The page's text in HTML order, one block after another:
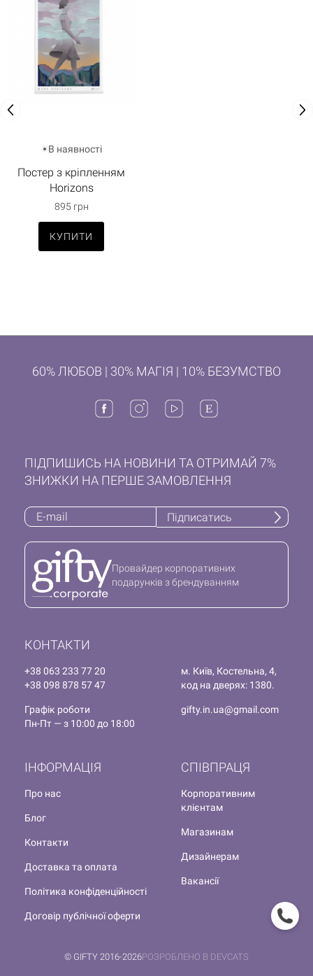
В наявності
Постер з кріпленням
Horizons
895 грн
КУПИТИ
60% ЛЮБОВ | 30% МАГІЯ | 10% БЕЗУМСТВО
КОНТАКТИ
+38 063 233 77 20
+38 098 878 57 47
м. Київ, Костельна, 4,
код на дверях: 1380.
Графік роботи
Пн-Пт — з 10:00 до 18:00
gifty.in.ua@gmail.com
СПІВПРАЦЯ
Корпоративним
клієнтам
Магазинам
Дизайнерам
Вакансії
ІНФОРМАЦІЯ
Про нас
Блог
Контакти
Доставка та оплата
Політика конфіденційності
Договір публічної оферти
ПІДПИШИСЬ НА НОВИНИ ТА ОТРИМАЙ 7%
ЗНИЖКИ НА ПЕРШЕ ЗАМОВЛЕННЯ
Підписатись
Провайдер корпоративних
подарунків з брендуванням
© GIFTY 2016-2026РОЗРОБЛЕНО В DEVCATS